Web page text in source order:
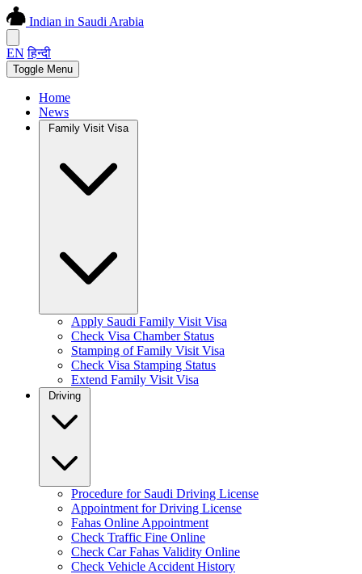
Indian in Saudi Arabia
EN हिन्दी
Toggle Menu
Home
News
Family Visit Visa
Apply Saudi Family Visit Visa
Check Visa Chamber Status
Stamping of Family Visit Visa
Check Visa Stamping Status
Extend Family Visit Visa
Procedure for Saudi Driving License
Appointment for Driving License
Fahas Online Appointment
Check Traffic Fine Online
Check Car Fahas Validity Online
Check Vehicle Accident History